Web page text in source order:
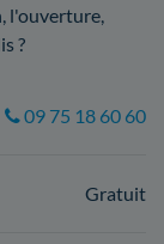
l'ouverture,
?
09 75 18 60 60
Gratuit